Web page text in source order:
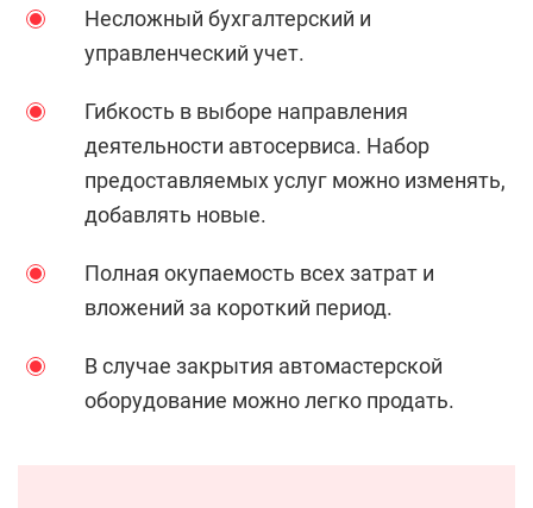
Несложный бухгалтерский и
управленческий учет.
Гибкость в выборе направления
деятельности автосервиса. Набор
предоставляемых услуг можно изменять,
добавлять новые.
Полная окупаемость всех затрат и
вложений за короткий период.
В случае закрытия автомастерской
оборудование можно легко продать.